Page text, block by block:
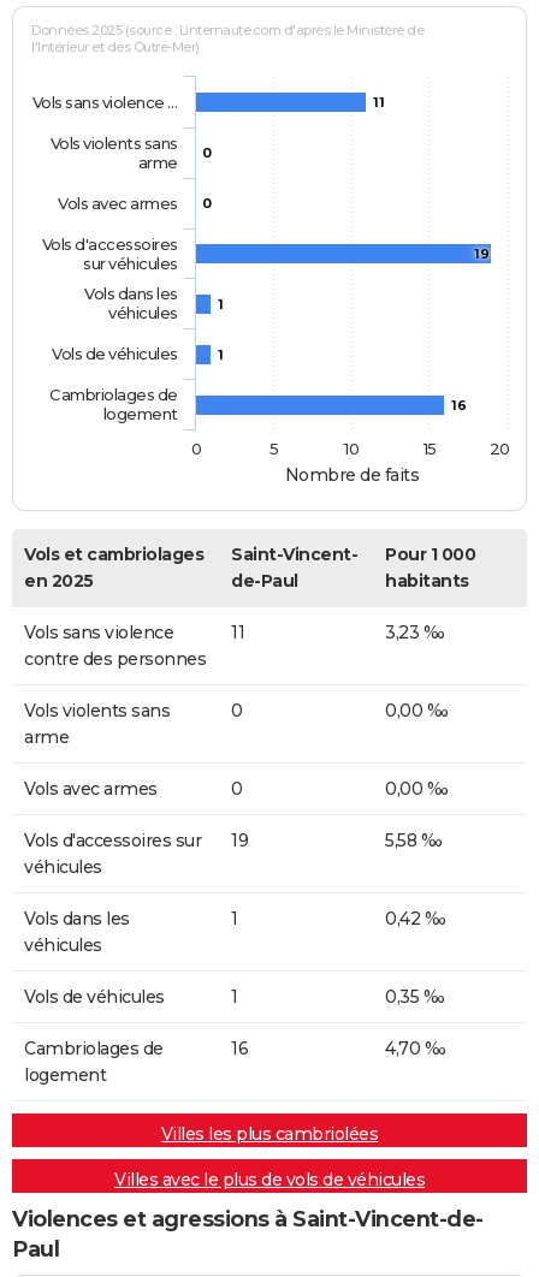
Nombre de faits
Données 2025 (source : Linternaute.com d'après le Ministère de
l'Intérieur et des Outre-Mer)
11
0
0
19
1
1
16
Vols sans violence …
Vols violents sans
arme
Vols avec armes
Vols d'accessoires
sur véhicules
Vols dans les
véhicules
Vols de véhicules
Cambriolages de
logement
0
5 10 15 20
Vols et cambriolages
en 2025
Saint-Vincent-
de-Paul
Pour 1 000
habitants
Vols sans violence
contre des personnes
11 3,23 ‰
Vols violents sans
arme
0 0,00 ‰
Vols avec armes 0 0,00 ‰
Vols d'accessoires sur
véhicules
19 5,58 ‰
Vols dans les
véhicules
1 0,42 ‰
Vols de véhicules 1 0,35 ‰
Cambriolages de
logement
16 4,70 ‰
Villes les plus cambriolées
Villes avec le plus de vols de véhicules
Violences et agressions à Saint-Vincent-de-
Paul